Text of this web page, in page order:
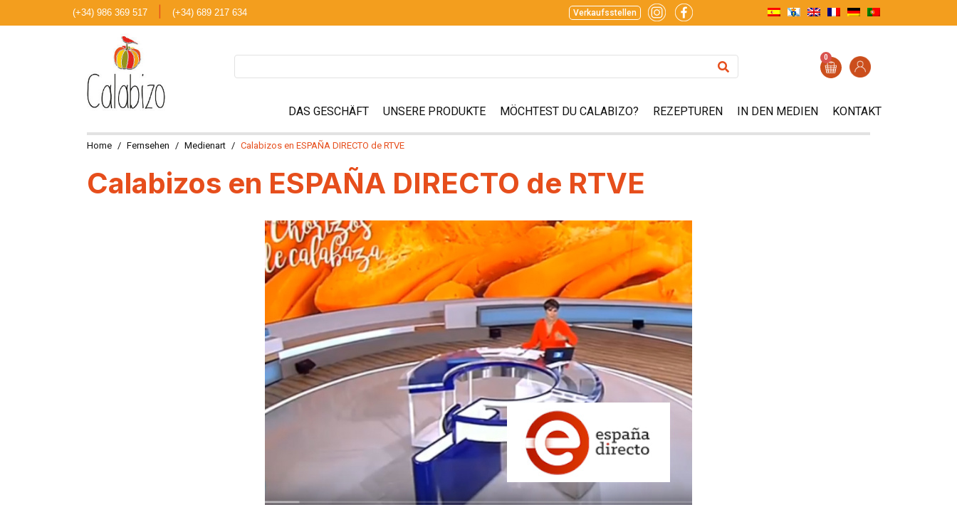
(+34) 986 369 517 (+34) 689 217 634 Verkaufsstellen
0
DAS GESCHÄFT UNSERE PRODUKTE MÖCHTEST DU CALABIZO? REZEPTUREN IN DEN MEDIEN KONTAKT
Home Fernsehen Medienart Calabizos en ESPAÑA DIRECTO de RTVE
Calabizos en ESPAÑA DIRECTO de RTVE